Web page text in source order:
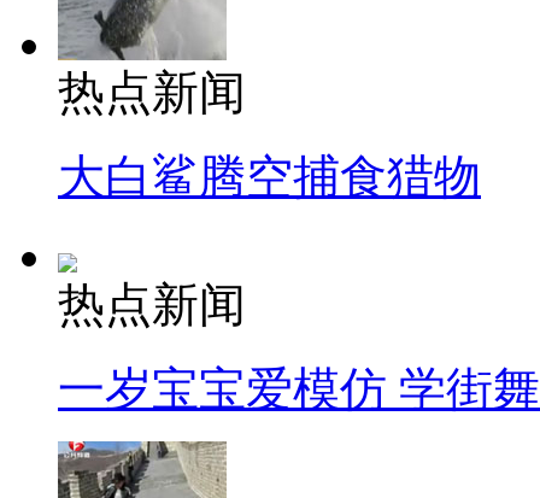
热点新闻
大白鲨腾空捕食猎物
热点新闻
一岁宝宝爱模仿 学街